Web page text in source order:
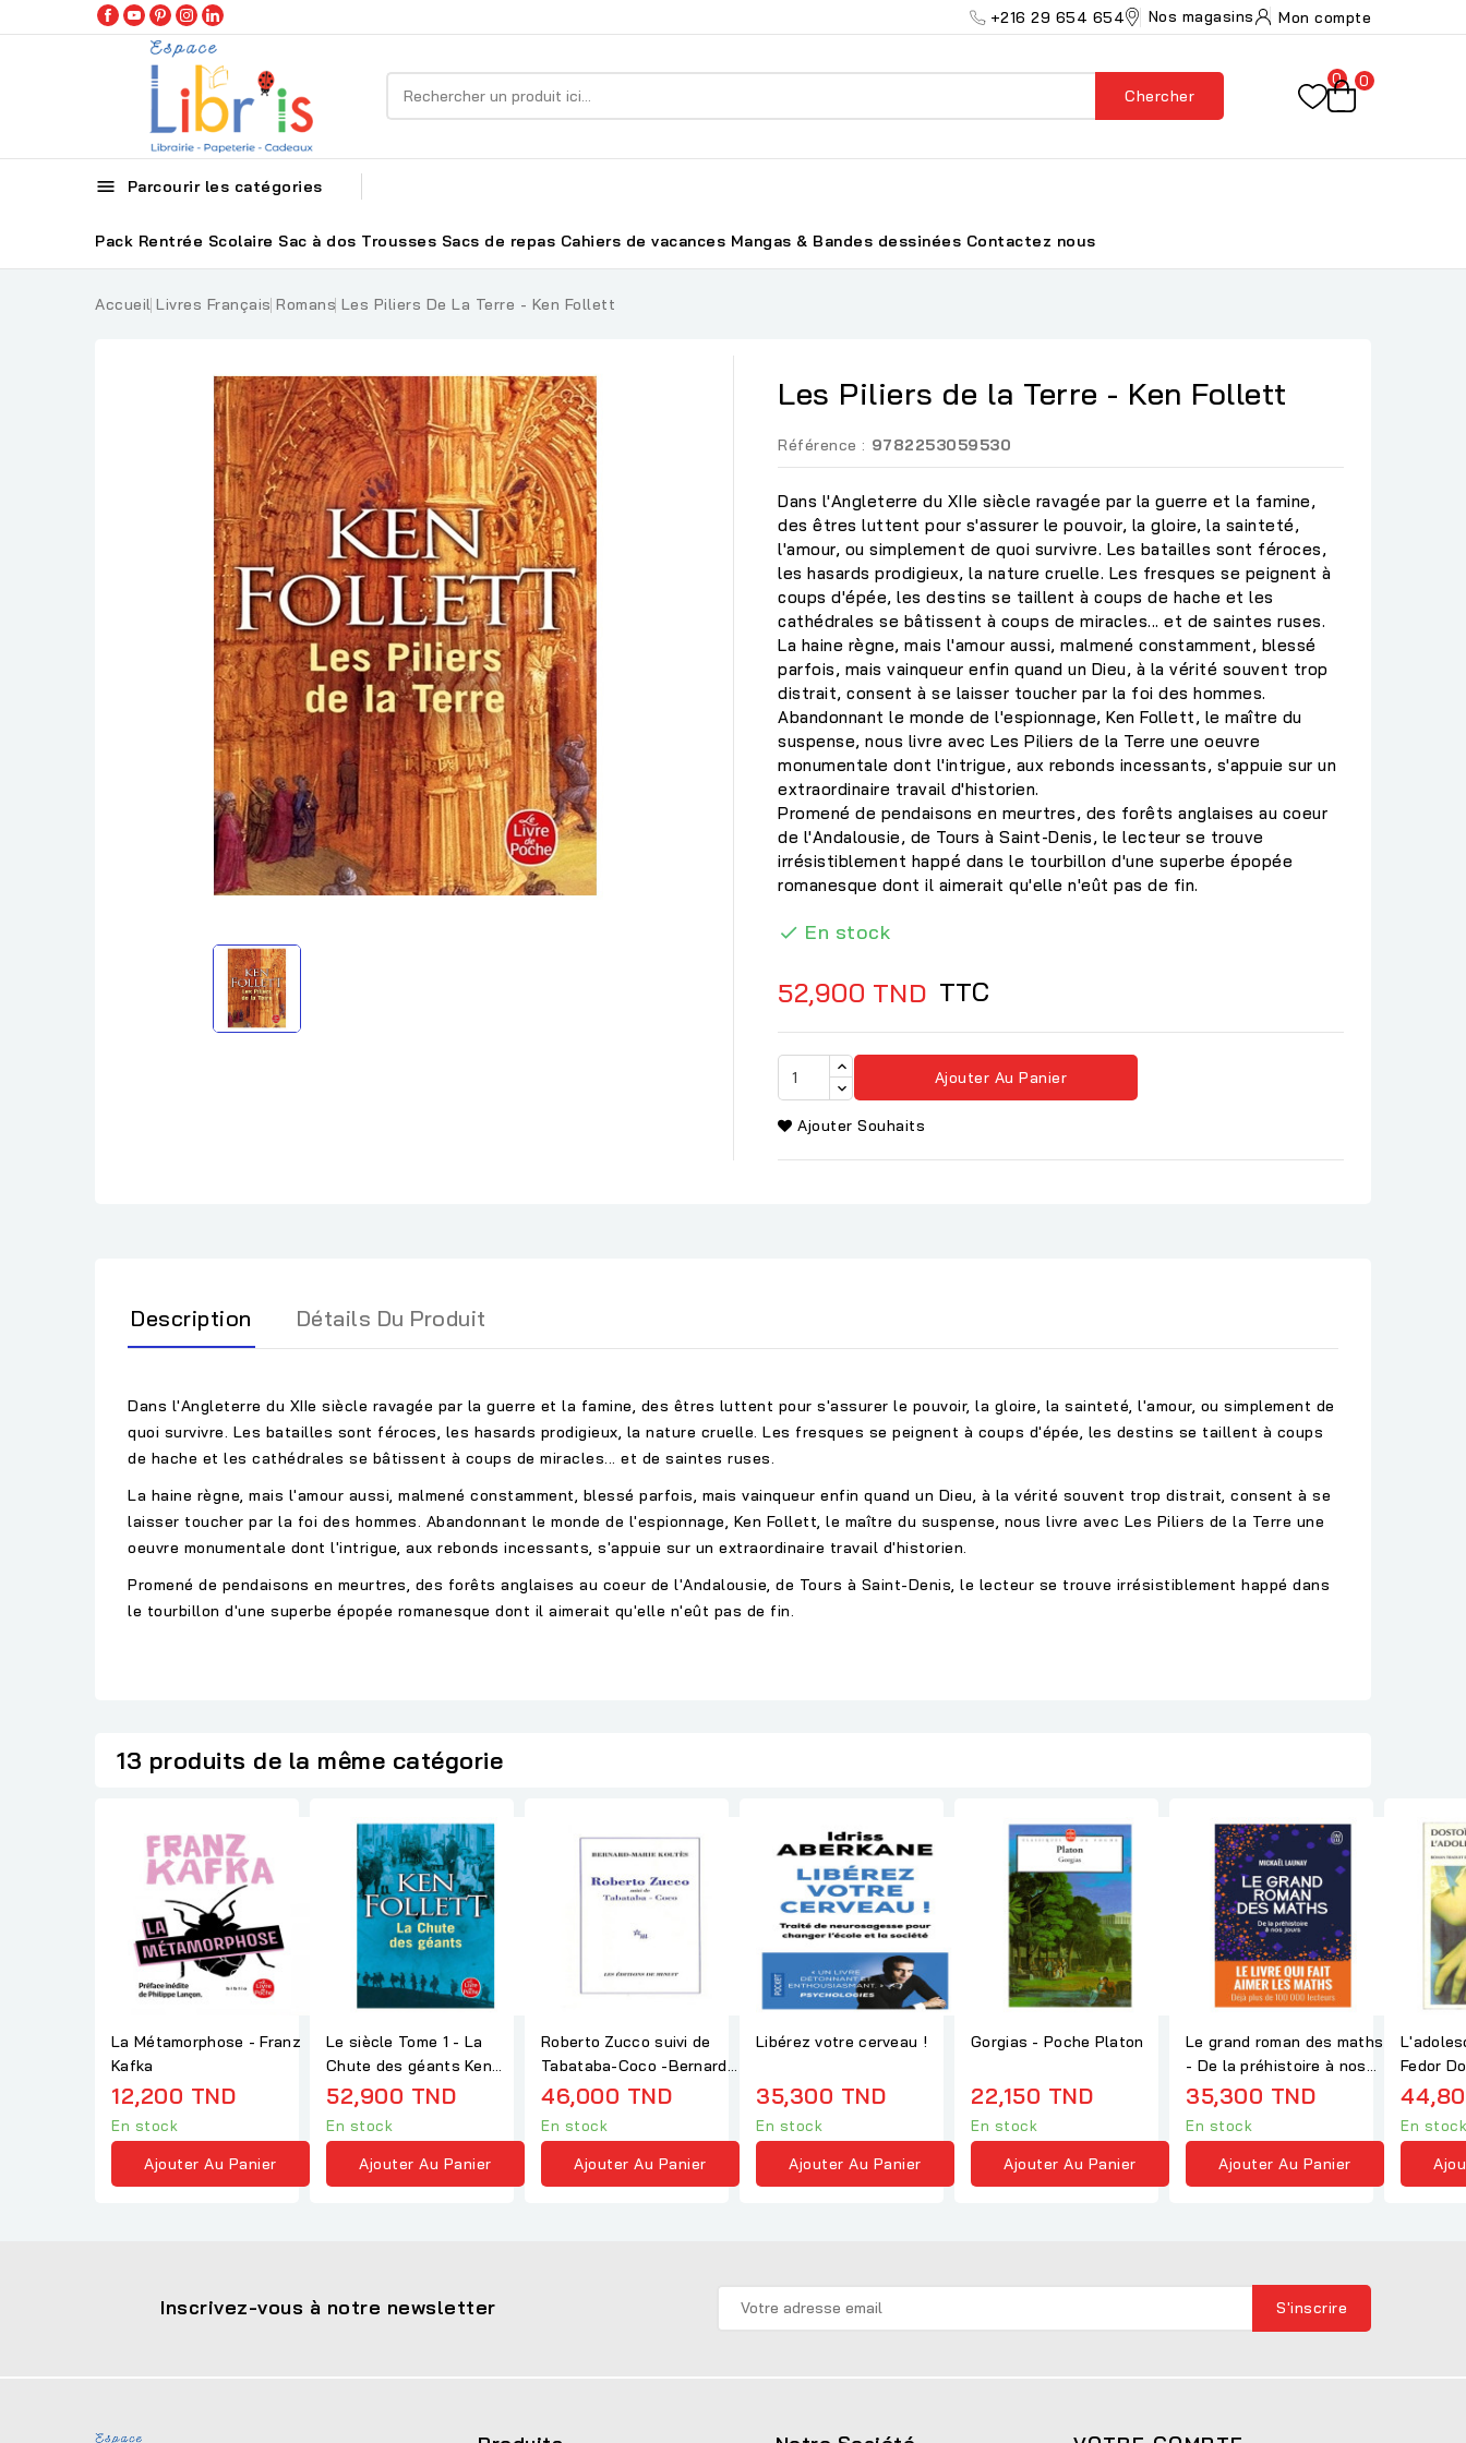
+216 29 654 654 Nos magasins Mon compte
Chercher
0 0
 Parcourir les catégories
Pack Rentrée Scolaire Sac à dos Trousses Sacs de repas Cahiers de vacances Mangas & Bandes dessinées Contactez nous
Accueil Livres Français Romans Les Piliers De La Terre - Ken Follett
Les Piliers de la Terre - Ken Follett
Référence : 9782253059530
Dans l'Angleterre du XIIe siècle ravagée par la guerre et la famine,
des êtres luttent pour s'assurer le pouvoir, la gloire, la sainteté,
l'amour, ou simplement de quoi survivre. Les batailles sont féroces,
les hasards prodigieux, la nature cruelle. Les fresques se peignent à
coups d'épée, les destins se taillent à coups de hache et les
cathédrales se bâtissent à coups de miracles... et de saintes ruses.
La haine règne, mais l'amour aussi, malmené constamment, blessé
parfois, mais vainqueur enfin quand un Dieu, à la vérité souvent trop
distrait, consent à se laisser toucher par la foi des hommes.
Abandonnant le monde de l'espionnage, Ken Follett, le maître du
suspense, nous livre avec Les Piliers de la Terre une oeuvre
monumentale dont l'intrigue, aux rebonds incessants, s'appuie sur un
extraordinaire travail d'historien.
Promené de pendaisons en meurtres, des forêts anglaises au coeur
de l'Andalousie, de Tours à Saint-Denis, le lecteur se trouve
irrésistiblement happé dans le tourbillon d'une superbe épopée
romanesque dont il aimerait qu'elle n'eût pas de fin.
 En stock
52,900 TND TTC
Ajouter Au Panier
Ajouter Souhaits
Description Détails Du Produit
Dans l'Angleterre du XIIe siècle ravagée par la guerre et la famine, des êtres luttent pour s'assurer le pouvoir, la gloire, la sainteté, l'amour, ou simplement de
quoi survivre. Les batailles sont féroces, les hasards prodigieux, la nature cruelle. Les fresques se peignent à coups d'épée, les destins se taillent à coups
de hache et les cathédrales se bâtissent à coups de miracles... et de saintes ruses.
La haine règne, mais l'amour aussi, malmené constamment, blessé parfois, mais vainqueur enfin quand un Dieu, à la vérité souvent trop distrait, consent à se
laisser toucher par la foi des hommes. Abandonnant le monde de l'espionnage, Ken Follett, le maître du suspense, nous livre avec Les Piliers de la Terre une
oeuvre monumentale dont l'intrigue, aux rebonds incessants, s'appuie sur un extraordinaire travail d'historien.
Promené de pendaisons en meurtres, des forêts anglaises au coeur de l'Andalousie, de Tours à Saint-Denis, le lecteur se trouve irrésistiblement happé dans
le tourbillon d'une superbe épopée romanesque dont il aimerait qu'elle n'eût pas de fin.
13 produits de la même catégorie
La Métamorphose - Franz
Kafka
12,200 TND
En stock
Ajouter Au Panier
Le siècle Tome 1 - La
Chute des géants Ken
Follett
52,900 TND
En stock
Ajouter Au Panier
Roberto Zucco suivi de
Tabataba-Coco -Bernard-
Marie Koltès
46,000 TND
En stock
Ajouter Au Panier
Libérez votre cerveau !
35,300 TND
En stock
Ajouter Au Panier
Gorgias - Poche Platon
22,150 TND
En stock
Ajouter Au Panier
Le grand roman des maths
- De la préhistoire à nos
jours -...
35,300 TND
En stock
Ajouter Au Panier
Fedor
En stock
Inscrivez-vous à notre newsletter